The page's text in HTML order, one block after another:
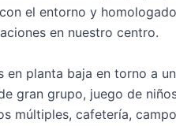
el entorno y
en nuestro centro.
en planta baja en torno a
gran grupo, juego de
múltiples, cafetería,